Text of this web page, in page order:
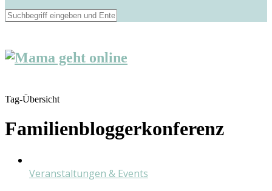
Tag-Übersicht
Familienbloggerkonferenz
Veranstaltungen & Events